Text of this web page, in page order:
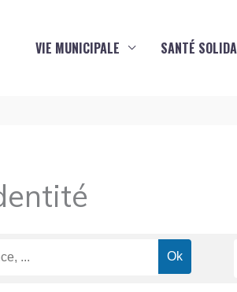
VIE MUNICIPALE SANTÉ